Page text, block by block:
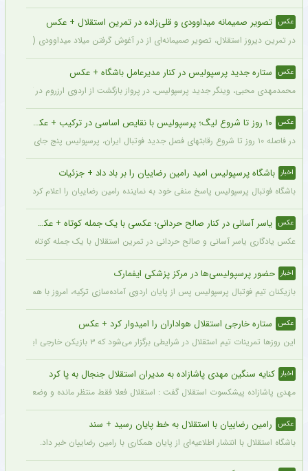
عکس تصویر صمیمانه میداوودی و قلی‌زاده در تمرین استقلال + عکس
در تمرین دیروز استقلال، تصویر صمیمانه‌ای از در آغوش گرفتن میلاد میداوودی (مربی
عکس ستاره جدید پرسپولیس در کنار مدیرعامل باشگاه + عکس
محمدمهدی محبی، وینگر جدید پرسپولیس، در پرواز بازگشت از اردوی ارزروم در کنار
عکس ۱۰ روز تا شروع لیگ؛ پرسپولیس با نقایص اساسی در ترکیب + عکس
در فاصله ۱۰ روز تا شروع رقابتهای فصل جدید فوتبال ایران، پرسپولیس پنج جای خالی در فهرست بزرگسالان خود می‌بیند و البته نقایصی که در صورت عدم تکمیل تیم، میتواند آسیب بزرگی را در طول فصل به این تیم بزند. سرخپوشان در این پنجره نقل و انتقالات ۸ خرید را انجام دادند اما باتوجه به ضعف اسکواد فصل گذشته و همچنین کنار گذاشتن شش بازیکن، همچنان چند پست در تیم پرسپولیس خالی است.
اخبار باشگاه پرسپولیس امید رامین رضاییان را بر باد داد + جزئیات
باشگاه فوتبال پرسپولیس پاسخ منفی خود به نماینده رامین رضاییان را اعلام کرد.
عکس یاسر آسانی در کنار صالح حردانی؛ عکسی با یک جمله کوتاه + عکس
عکس یادگاری یاسر آسانی و صالح حردانی در تمرین استقلال با یک جمله کوتاه از سوی
اخبار حضور پرسپولیسی‌ها در مرکز پزشکی ایفمارک
بازیکنان تیم فوتبال پرسپولیس پس از پایان اردوی آماده‌سازی ترکیه، امروز با
عکس ستاره خارجی استقلال هواداران را امیدوار کرد + عکس
این روزها تمرینات تیم استقلال در شرایطی برگزار می‌شود که ۳ بازیکن خارجی این تیم با قدرت در کنار دیگر بازیکنان داخلی استقلال مشغول تمرین کردن هستند.
اخبار کنایه سنگین مهدی پاشازاده به مدیران استقلال جنجال به پا کرد
مهدی پاشازاده پیشکسوت استقلال گفت : استقلال فعلا فقط منتظر مانده و وضعیت
عکس رامین رضاییان با استقلال به خط پایان رسید + سند
باشگاه استقلال با انتشار اطلاعیه‌ای از پایان همکاری با رامین رضاییان خبر داد.